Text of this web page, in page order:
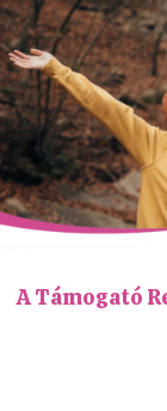
A Támogató